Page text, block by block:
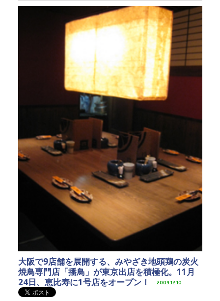
大阪で9店舗を展開する、みやざき地頭鶏の炭火
焼鳥専門店「播鳥」が東京出店を積極化。11月
24日、恵比寿に1号店をオープン！
2009.12.10